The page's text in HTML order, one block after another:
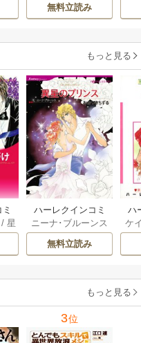
無料立読み
もっと見る
/ 星
ブ
ね
子
ハーレクインコミ
ックス セット 202
6年 vol.1063 1巻
ニーナ･ブルーンス
/おおつきちずる/
レベッカ･ヨーク
ーディ/海野みつる
サラ･ウッド/流
水凛子
無料立読み
ハ
ッ
ケ
/
ザ
もっと見る
3位